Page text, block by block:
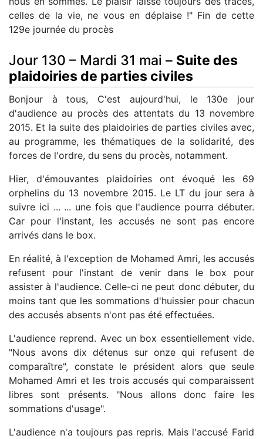
celles de la vie, ne vous en déplaise !" Fin de cette
129e journée du procès
Jour 130 – Mardi 31 mai – Suite des
plaidoiries de parties civiles
Bonjour à tous, C'est aujourd'hui, le 130e jour
d'audience au procès des attentats du 13 novembre
2015. Et la suite des plaidoiries de parties civiles avec,
au programme, les thématiques de la solidarité, des
forces de l'ordre, du sens du procès, notamment.
Hier, d'émouvantes plaidoiries ont évoqué les 69
orphelins du 13 novembre 2015. Le LT du jour sera à
suivre ici ... ... une fois que l'audience pourra débuter.
Car pour l'instant, les accusés ne sont pas encore
arrivés dans le box.
En réalité, à l'exception de Mohamed Amri, les accusés
refusent pour l'instant de venir dans le box pour
assister à l'audience. Celle-ci ne peut donc débuter, du
moins tant que les sommations d'huissier pour chacun
des accusés absents n'ont pas été effectuées.
L'audience reprend. Avec un box essentiellement vide.
"Nous avons dix détenus sur onze qui refusent de
comparaître", constate le président alors que seule
Mohamed Amri et les trois accusés qui comparaissent
libres sont présents. "Nous allons donc faire les
sommations d'usage".
L'audience n'a toujours pas repris. Mais l'accusé Farid